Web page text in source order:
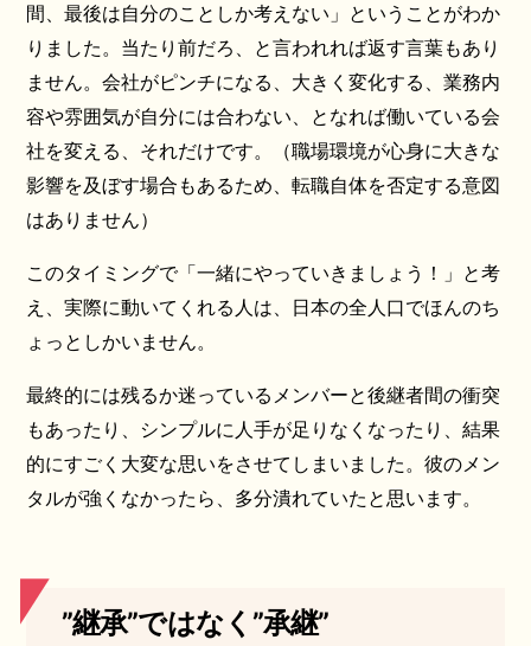
間、最後は自分のことしか考えない」ということがわか
りました。当たり前だろ、と言われれば返す言葉もあり
ません。会社がピンチになる、大きく変化する、業務内
容や雰囲気が自分には合わない、となれば働いている会
社を変える、それだけです。（職場環境が心身に大きな
影響を及ぼす場合もあるため、転職自体を否定する意図
はありません）
このタイミングで「一緒にやっていきましょう！」と考
え、実際に動いてくれる人は、日本の全人口でほんのち
ょっとしかいません。
最終的には残るか迷っているメンバーと後継者間の衝突
もあったり、シンプルに人手が足りなくなったり、結果
的にすごく大変な思いをさせてしまいました。彼のメン
タルが強くなかったら、多分潰れていたと思います。
”継承”ではなく”承継”